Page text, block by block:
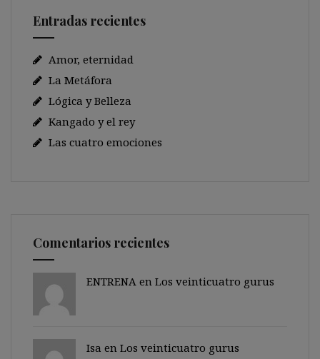
Entradas recientes
Amor, eternidad
La Metáfora
Lógica y Belleza
Kangado y el rey
Las cuatro emociones
Comentarios recientes
ENTRENA en Los veinticuatro gurus
Isa en Los veinticuatro gurus